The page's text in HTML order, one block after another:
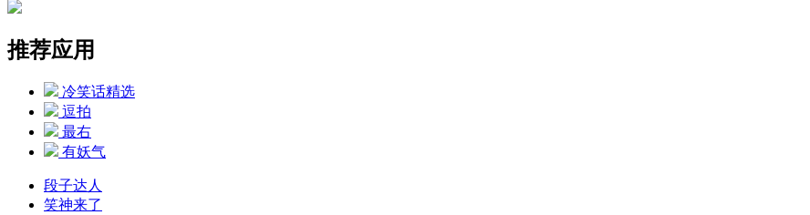
推荐应用
冷笑话精选
逗拍
最右
有妖气
段子达人
笑神来了